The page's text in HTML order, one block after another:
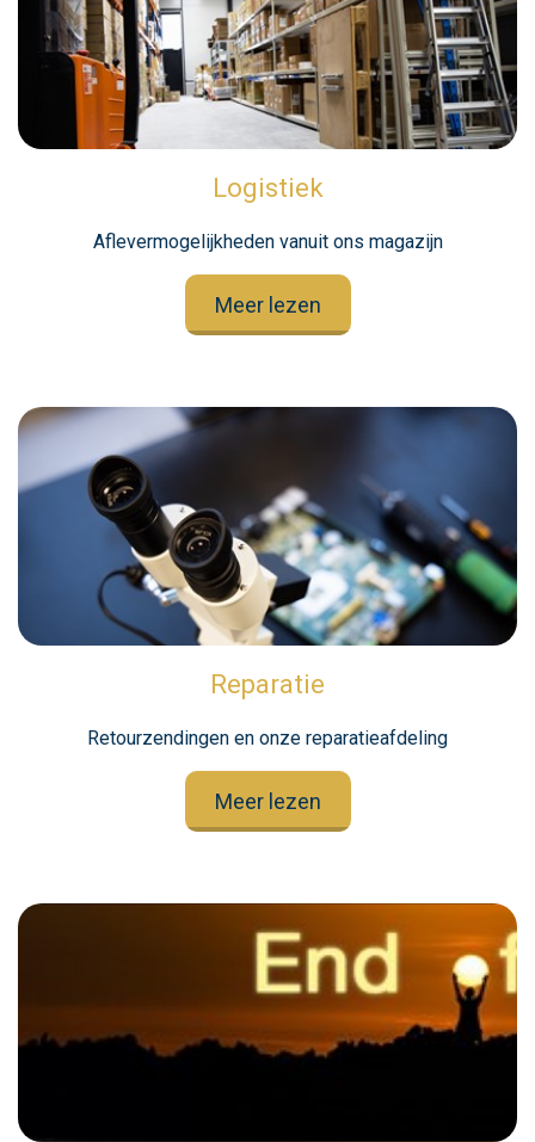
Logistiek
Aflevermogelijkheden vanuit ons magazijn
Meer lezen
Reparatie
Retourzendingen en onze reparatieafdeling
Meer lezen